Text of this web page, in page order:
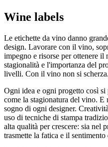
Wine labels
Le etichette da vino danno
design. Lavorare con il vino,
impegno e risorse per ottenere
stagionalità e l'importanza del
livelli. Con il vino non si scherza.
Ogni idea e ogni progetto così
come la stagionatura del vino.
sogno di ogni designer.
uso di tecniche di stampa
alta qualità per crescere: sia nel
trasmette la fatica e il